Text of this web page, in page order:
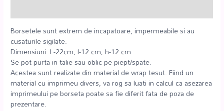
Borsetele sunt extrem de incapatoare, impermeabile si au
cusaturile sigilate.
Dimensiuni: L-22cm, l-12 cm, h-12 cm.
Se pot purta in talie sau oblic pe piept/spate.
Acestea sunt realizate din material de wrap tesut. Fiind un
material cu imprimeu divers, va rog sa luati in calcul ca asezarea
imprimeului pe borseta poate sa fie diferit fata de poza de
prezentare.